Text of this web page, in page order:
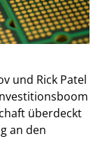
und Rick Patel
überdeckt
an den